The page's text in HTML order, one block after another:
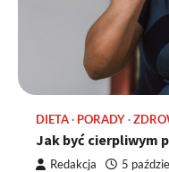
DIETA PORADY
Jak być cierpliwym
Redakcja 5